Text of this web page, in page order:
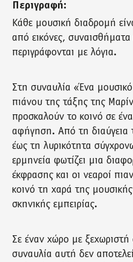
Περιγραφή:
Κάθε μουσική διαδρομή
από εικόνες, συναισθήματα
περιγράφονται με λόγια.
Στη συναυλία «Ένα
πιάνου της τάξης της
προσκαλούν το κοινό σε
αφήγηση. Από τη διαύγεια
έως τη λυρικότητα
ερμηνεία φωτίζει μια
έκφρασης και οι νεαροί
κοινό τη χαρά της
σκηνικής εμπειρίας.
Σε έναν χώρο με ξεχωριστή
συναυλία αυτή δεν